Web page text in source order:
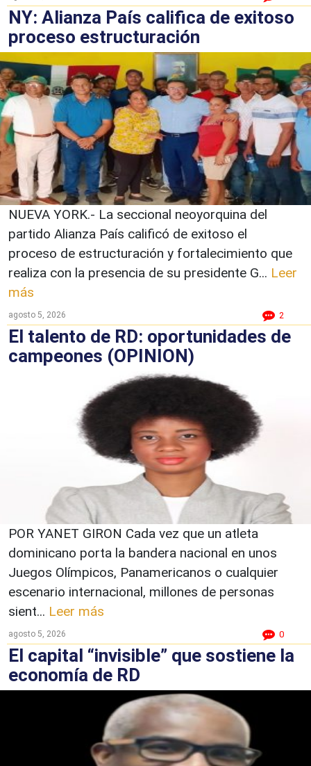
NY: Alianza País califica de exitoso
proceso estructuración
NUEVA YORK.- La seccional neoyorquina del
partido Alianza País calificó de exitoso el
proceso de estructuración y fortalecimiento que
realiza con la presencia de su presidente G... Leer
más
agosto 5, 2026 2
El talento de RD: oportunidades de
campeones (OPINION)
POR YANET GIRON Cada vez que un atleta
dominicano porta la bandera nacional en unos
Juegos Olímpicos, Panamericanos o cualquier
escenario internacional, millones de personas
sient... Leer más
agosto 5, 2026 0
El capital “invisible” que sostiene la
economía de RD